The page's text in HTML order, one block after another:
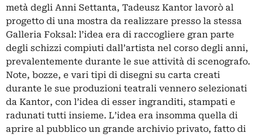
metà degli Anni Settanta, Tadeusz Kantor lavorò al
progetto di una mostra da realizzare presso la stessa
Galleria Foksal: l’idea era di raccogliere gran parte
degli schizzi compiuti dall’artista nel corso degli anni,
prevalentemente durante le sue attività di scenografo.
Note, bozze, e vari tipi di disegni su carta creati
durante le sue produzioni teatrali vennero selezionati
da Kantor, con l’idea di esser ingranditi, stampati e
radunati tutti insieme. L’idea era insomma quella di
aprire al pubblico un grande archivio privato, fatto di